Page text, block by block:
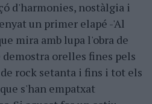
d'harmonies, nostàlgia i
un primer elapé -'Al
mira amb lupa l'obra de
orelles fines pels
de rock setanta i fins i tot els
s'han empatxat